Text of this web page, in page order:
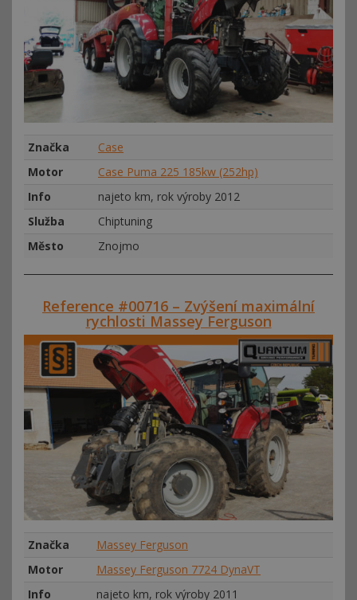
Značka
Case
Motor
Case Puma 225 185kw (252hp)
Info
najeto km, rok výroby 2012
Služba
Chiptuning
Město
Znojmo
Reference #00716 – Zvýšení maximální
rychlosti Massey Ferguson
Značka
Massey Ferguson
Motor
Massey Ferguson 7724 DynaVT
Info
najeto km, rok výroby 2011